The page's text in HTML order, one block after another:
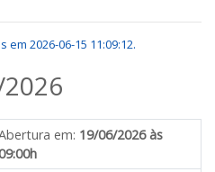
em 2026-06-15 11:09:12.
em: 19/06/2026 às